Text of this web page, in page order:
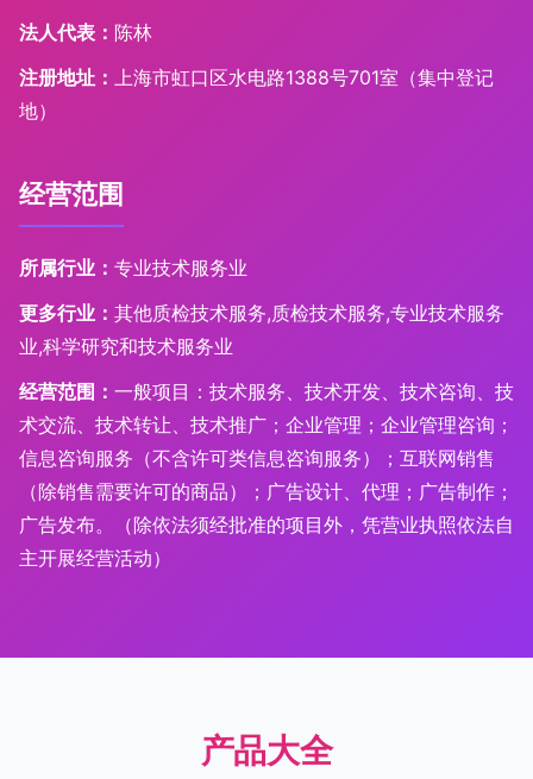
法人代表： 陈林
注册地址： 上海市虹口区水电路1388号701室（集中登记
地）
经营范围
所属行业： 专业技术服务业
更多行业： 其他质检技术服务,质检技术服务,专业技术服务
业,科学研究和技术服务业
经营范围： 一般项目：技术服务、技术开发、技术咨询、技
术交流、技术转让、技术推广；企业管理；企业管理咨询；
信息咨询服务（不含许可类信息咨询服务）；互联网销售
（除销售需要许可的商品）；广告设计、代理；广告制作；
广告发布。（除依法须经批准的项目外，凭营业执照依法自
主开展经营活动）
产品大全